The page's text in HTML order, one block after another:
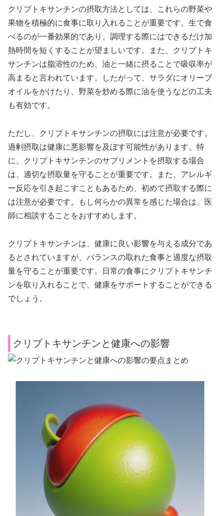
クリプトキサンチンの摂取方法としては、これらの野菜や
果物を積極的に食事に取り入れることが重要です。生で食
べるのが一番効果的であり、調理する際にはできるだけ加
熱時間を短くすることが望ましいです。また、クリプトキ
サンチンは脂溶性のため、油と一緒に摂ることで吸収率が
高まると言われています。したがって、サラダにオリーブ
オイルをかけたり、野菜を炒める際に油を使うなどの工夫
も有効です。
ただし、クリプトキサンチンの摂取には注意が必要です。
過剰摂取は健康に悪影響を及ぼす可能性があります。特
に、クリプトキサンチンのサプリメントを摂取する場合
は、適切な摂取量を守ることが重要です。また、アレルギ
ー反応を引き起こすこともあるため、初めて摂取する際に
は注意が必要です。もし何らかの異常を感じた場合は、医
師に相談することをおすすめします。
クリプトキサンチンは、健康に良い影響を与える成分であ
るとされていますが、バランスの取れた食事と適度な摂取
量を守ることが重要です。日常の食事にクリプトキサンチ
ンを取り入れることで、健康をサポートすることができる
でしょう。
クリプトキサンチンと健康への影響